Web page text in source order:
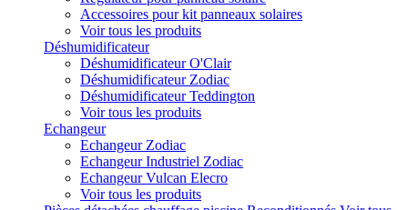
Accessoires pour kit panneaux solaires
Voir tous les produits
Déshumidificateur
Déshumidificateur O'Clair
Déshumidificateur Zodiac
Déshumidificateur Teddington
Voir tous les produits
Echangeur
Echangeur Zodiac
Echangeur Industriel Zodiac
Echangeur Vulcan Elecro
Voir tous les produits